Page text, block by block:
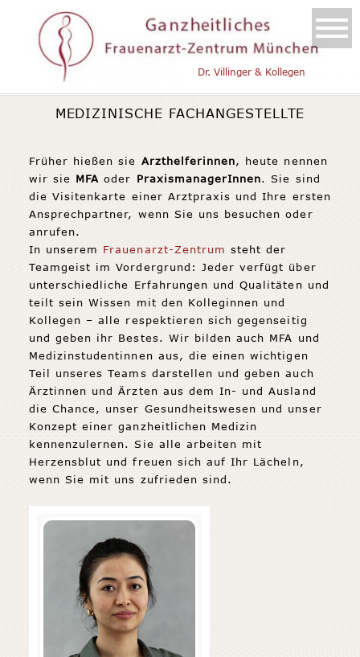
Dr. Villinger & Kollegen
MEDIZINISCHE FACHANGESTELLTE
Früher hießen sie Arzthelferinnen, heute nennen
wir sie MFA oder PraxismanagerInnen. Sie sind
die Visitenkarte einer Arztpraxis und Ihre ersten
Ansprechpartner, wenn Sie uns besuchen oder
anrufen.
In unserem Frauenarzt-Zentrum steht der
Teamgeist im Vordergrund: Jeder verfügt über
unterschiedliche Erfahrungen und Qualitäten und
teilt sein Wissen mit den Kolleginnen und
Kollegen – alle respektieren sich gegenseitig
und geben ihr Bestes. Wir bilden auch MFA und
Medizinstudentinnen aus, die einen wichtigen
Teil unseres Teams darstellen und geben auch
Ärztinnen und Ärzten aus dem In- und Ausland
die Chance, unser Gesundheitswesen und unser
Konzept einer ganzheitlichen Medizin
kennenzulernen. Sie alle arbeiten mit
Herzensblut und freuen sich auf Ihr Lächeln,
wenn Sie mit uns zufrieden sind.